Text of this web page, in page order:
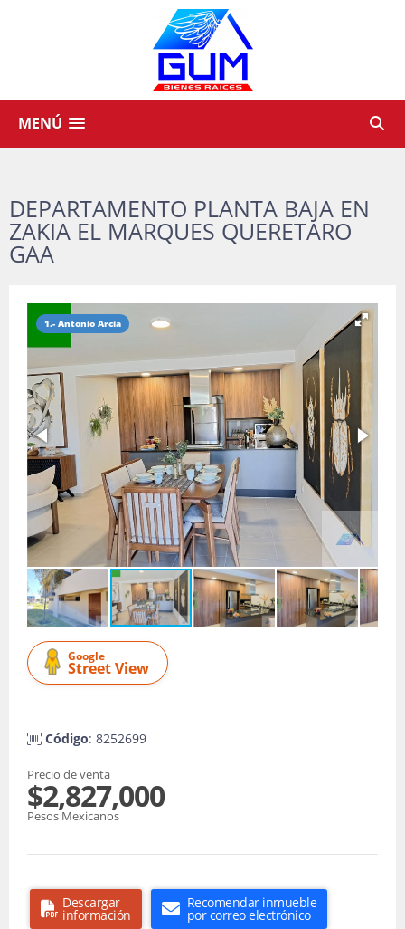
MENÚ
DEPARTAMENTO PLANTA BAJA EN
ZAKIA EL MARQUES QUERETARO
GAA
1.- Antonio Arcia
Google
Street View
Código: 8252699
Precio de venta
$2,827,000
Pesos Mexicanos
Descargar
información
Recomendar inmueble
por correo electrónico